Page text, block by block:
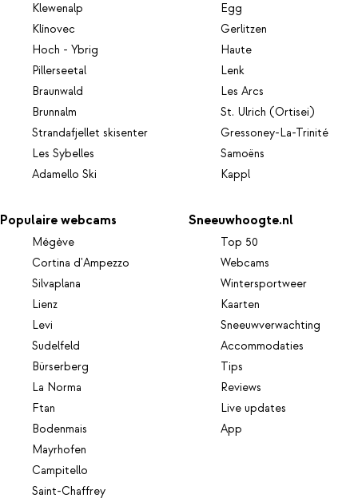
Klewenalp
Klínovec
Hoch - Ybrig
Pillerseetal
Braunwald
Brunnalm
Strandafjellet skisenter
Les Sybelles
Adamello Ski
Egg
Gerlitzen
Haute
Lenk
Les Arcs
St. Ulrich (Ortisei)
Gressoney-La-Trinité
Samoëns
Kappl
Populaire webcams
Mégève
Cortina d'Ampezzo
Silvaplana
Lienz
Levi
Sudelfeld
Bürserberg
La Norma
Ftan
Bodenmais
Mayrhofen
Campitello
Saint-Chaffrey
Sneeuwhoogte.nl
Top 50
Webcams
Wintersportweer
Kaarten
Sneeuwverwachting
Accommodaties
Tips
Reviews
Live updates
App